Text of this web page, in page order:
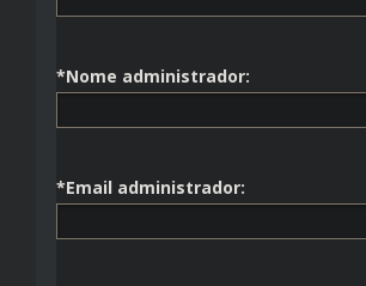
*Nome administrador:
*Email administrador: